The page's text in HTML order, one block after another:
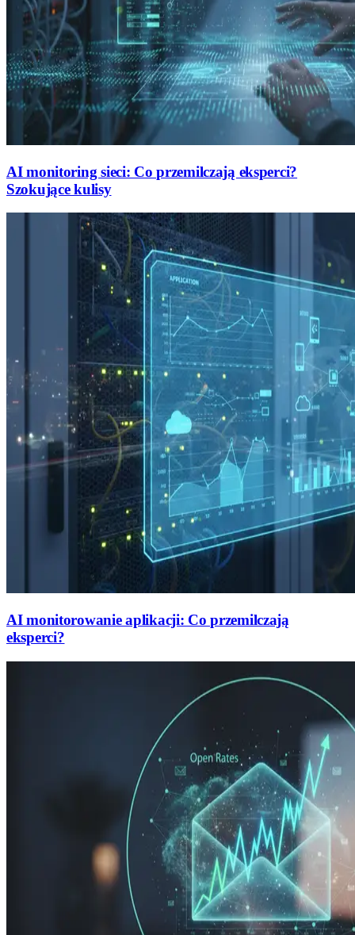
AI monitoring sieci: Co przemilczają eksperci?
Szokujące kulisy
AI monitorowanie aplikacji: Co przemilczają
eksperci?